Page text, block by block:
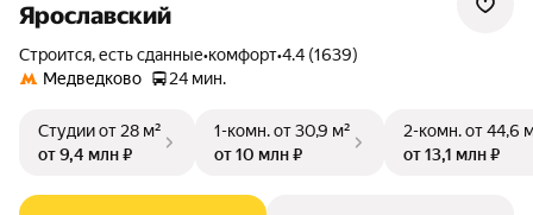
Ярославский
Строится, есть сданные•комфорт•4.4 (1639)
Медведково
24 мин.
Студииот 28 м²
от 9,4 млн ₽
1-комн.от 30,9 м²
от 10 млн ₽
2-комн.от 44,6
от 13,1 млн ₽